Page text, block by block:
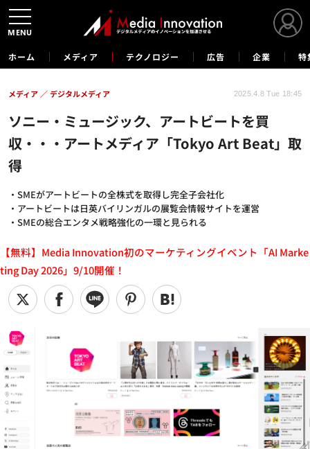
ホーム メディア テクノロジー 広告 企業 特
ソニー・ミュージック、アートビートを買
収・・・アートメディア「Tokyo Art Beat」取
得
・SMEがアートビートの全株式を取得し完全子会社化
・アートビートは日英バイリンガルの展覧会情報サイトを運営
・SMEの総合エンタメ戦略強化の一環と見られる
メディア デジタルメディア 2025.4.8 Tue 18:45
【無料】Media Innovation初のマーケティングイベント「AI Marke
ting Day 2026」9/10開催！
MENU